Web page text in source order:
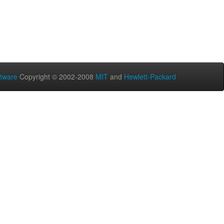
Copyright © 2002-2008 MIT and Hewlett-Packard